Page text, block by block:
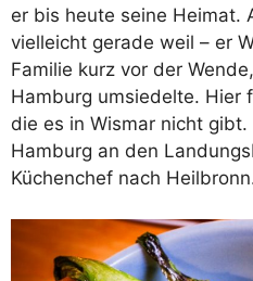
er bis heute seine Heimat.
vielleicht gerade weil – er
Familie kurz vor der
Hamburg umsiedelte. Hier
die es in Wismar nicht
Hamburg an den
Küchenchef nach